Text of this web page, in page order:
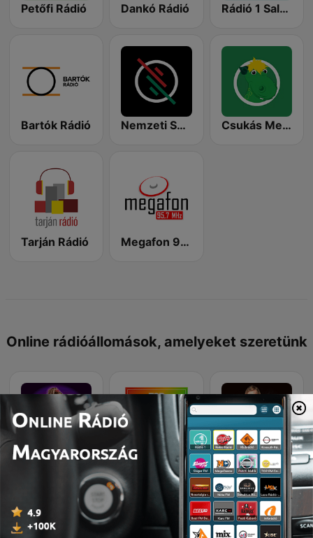
Petőfi Rádió Dankó Rádió Rádió 1 Salgótarján
Bartók Rádió Nemzeti Sportrádió Csukás Meserádió
Tarján Rádió Megafon 95.7 FM
Online rádióállomások, amelyeket szeretünk
80s Pop Vibes Rewind 2000's Classic Rock Station